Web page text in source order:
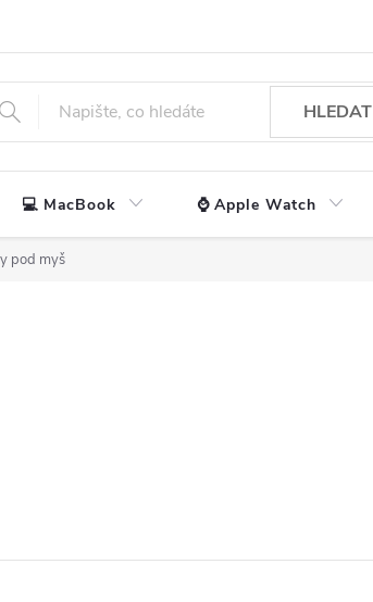
HLEDAT
💻 MacBook ⌚ Apple Watch
pod myš